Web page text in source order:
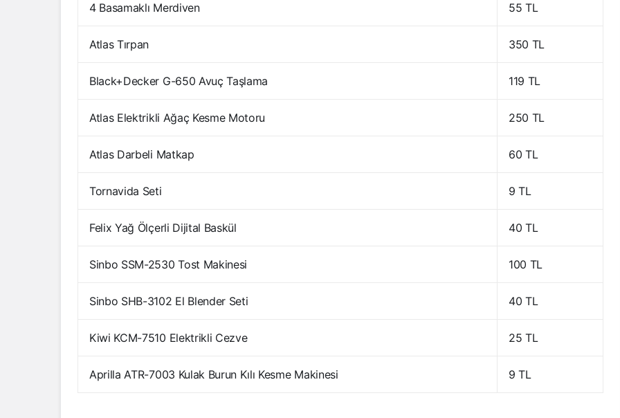
4 Basamaklı Merdiven 55 TL
Atlas Tırpan 350 TL
Black+Decker G-650 Avuç Taşlama 119 TL
Atlas Elektrikli Ağaç Kesme Motoru 250 TL
Atlas Darbeli Matkap 60 TL
Tornavida Seti 9 TL
Felix Yağ Ölçerli Dijital Baskül 40 TL
Sinbo SSM-2530 Tost Makinesi 100 TL
Sinbo SHB-3102 El Blender Seti 40 TL
Kiwi KCM-7510 Elektrikli Cezve 25 TL
Aprilla ATR-7003 Kulak Burun Kılı Kesme Makinesi 9 TL